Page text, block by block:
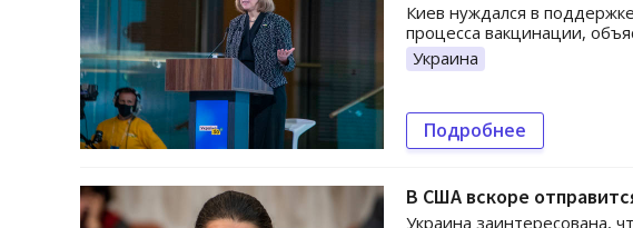
Киев нуждался в
процесса вакцинации,
Украина
Подробнее
В США вскоре
Украина заинтересована,